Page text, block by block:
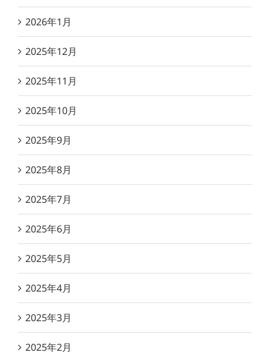
2026年1月
2025年12月
2025年11月
2025年10月
2025年9月
2025年8月
2025年7月
2025年6月
2025年5月
2025年4月
2025年3月
2025年2月